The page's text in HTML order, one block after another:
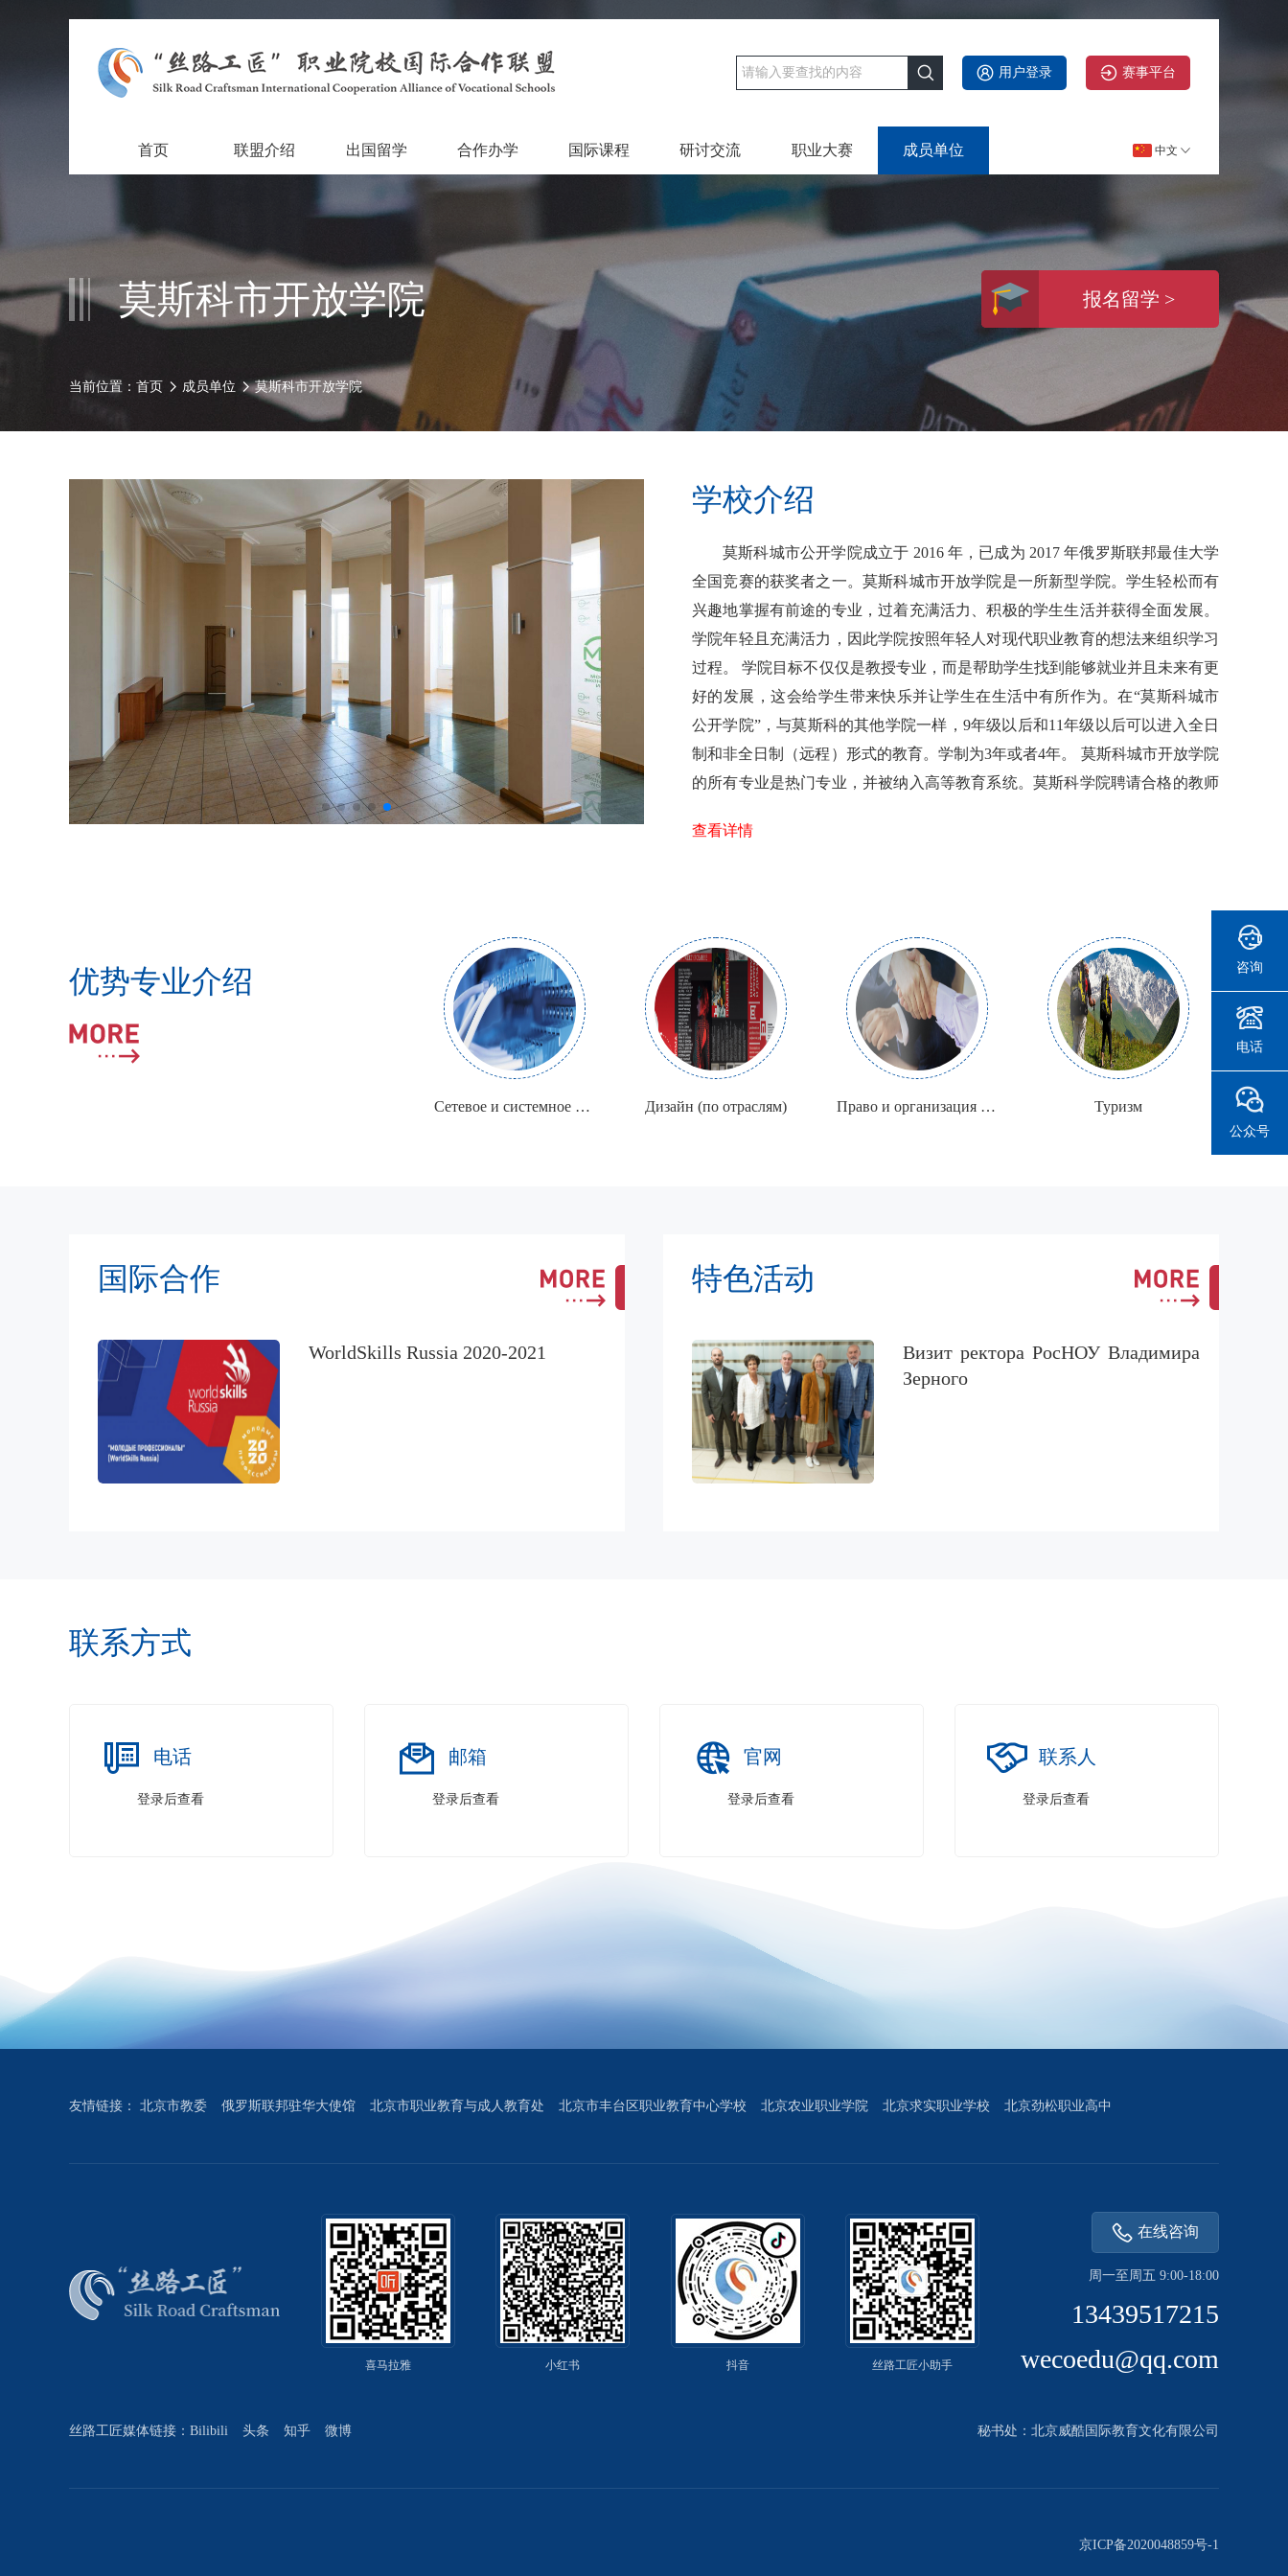
用户登录 赛事平台
首页 联盟介绍 出国留学 合作办学 国际课程 研讨交流 职业大赛 成员单位 中文
莫斯科市开放学院 报名留学 >
当前位置： 首页 成员单位 莫斯科市开放学院
学校介绍
莫斯科城市公开学院成立于 2016 年，已成为 2017 年俄罗斯联邦最佳大学
全国竞赛的获奖者之一。莫斯科城市开放学院是一所新型学院。学生轻松而有
兴趣地掌握有前途的专业，过着充满活力、积极的学生生活并获得全面发展。
学院年轻且充满活力，因此学院按照年轻人对现代职业教育的想法来组织学习
过程。 学院目标不仅仅是教授专业，而是帮助学生找到能够就业并且未来有更
好的发展，这会给学生带来快乐并让学生在生活中有所作为。在“莫斯科城市
公开学院”，与莫斯科的其他学院一样，9年级以后和11年级以后可以进入全日
制和非全日制（远程）形式的教育。学制为3年或者4年。 莫斯科城市开放学院
的所有专业是热门专业，并被纳入高等教育系统。莫斯科学院聘请合格的教师
查看详情
优势专业介绍
Сетевое и системное администрирование Дизайн (по отраслям) Право и организация социального обеспечения Туризм
国际合作
WorldSkills Russia 2020-2021
特色活动
Визит ректора РосНОУ Владимира
Зерного
联系方式
电话
登录后查看
邮箱
登录后查看
官网
登录后查看
联系人
登录后查看
友情链接： 北京市教委 俄罗斯联邦驻华大使馆 北京市职业教育与成人教育处 北京市丰台区职业教育中心学校 北京农业职业学院 北京求实职业学校 北京劲松职业高中
喜马拉雅 小红书 抖音 丝路工匠小助手
在线咨询
周一至周五 9:00-18:00
13439517215
wecoedu@qq.com
丝路工匠媒体链接： Bilibili 头条 知乎 微博 秘书处：北京威酷国际教育文化有限公司
京ICP备2020048859号-1
咨询
电话
公众号